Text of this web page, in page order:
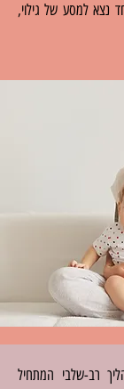
נצא למסע של גילוי,
רב-שלבי המתחיל